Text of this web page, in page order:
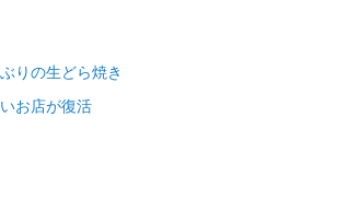
りの生どら焼き
お店が復活